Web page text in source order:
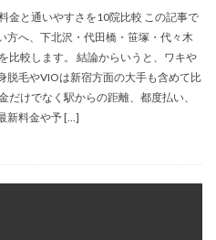
金と通いやすさを10院比較 この記事で
方へ、下北沢・代田橋・笹塚・代々木
比較します。 結論からいうと、ワキや
脱毛やVIOは新宿方面の大手も含めて比
けでなく駅からの距離、都度払い、
新料金や予 […]